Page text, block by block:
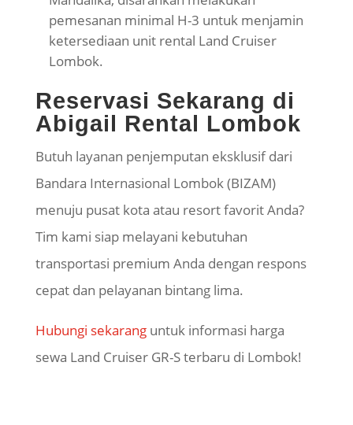
pemesanan minimal H-3 untuk menjamin
ketersediaan unit rental Land Cruiser
Lombok.
Reservasi Sekarang di
Abigail Rental Lombok
Butuh layanan penjemputan eksklusif dari
Bandara Internasional Lombok (BIZAM)
menuju pusat kota atau resort favorit Anda?
Tim kami siap melayani kebutuhan
transportasi premium Anda dengan respons
cepat dan pelayanan bintang lima.
Hubungi sekaranguntuk informasi harga
sewa Land Cruiser GR-S terbaru di Lombok!